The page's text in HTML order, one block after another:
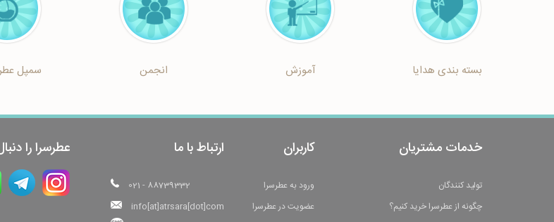
بسته بندی هدایا آموزش انجمن سمپل
خدمات مشتریان
تولید کنندگان
چگونه از عطرسرا خرید کنیم؟
کاربران
ورود به عطرسرا
عضویت در عطرسرا
ارتباط با ما
021 - 88739332
info[at]atrsara[dot]com
عطرسرا را